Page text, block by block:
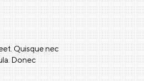
Quisque nec
Donec